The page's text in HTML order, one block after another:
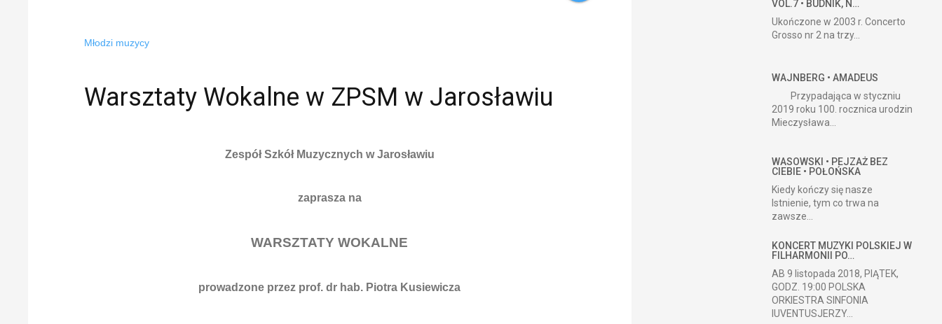
Młodzi muzycy
Warsztaty Wokalne w ZPSM w Jarosławiu
Zespół Szkół Muzycznych w Jarosławiu
zaprasza na
WARSZTATY WOKALNE
prowadzone przez prof. dr hab. Piotra Kusiewicza
VOL.7 • BUDNIK, N…
Ukończone w 2003 r. Concerto
Grosso nr 2 na trzy...
WAJNBERG • AMADEUS
Przypadająca w styczniu
2019 roku 100. rocznica urodzin
Mieczysława...
WASOWSKI • PEJZAŻ BEZ
CIEBIE • POŁOŃSKA
Kiedy kończy się nasze
Istnienie, tym co trwa na
zawsze...
KONCERT MUZYKI POLSKIEJ W
FILHARMONII PO…
AB 9 listopada 2018, PIĄTEK,
GODZ. 19:00 POLSKA
ORKIESTRA SINFONIA
IUVENTUSJERZY...